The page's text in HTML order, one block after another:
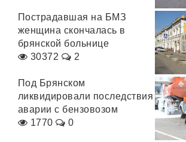
Пострадавшая на БМЗ
женщина скончалась в
брянской больнице
30372
2
Под Брянском
ликвидировали последствия
аварии с бензовозом
1770
0